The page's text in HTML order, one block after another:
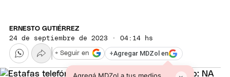
ERNESTO GUTIÉRREZ
24 de septiembre de 2023 · 04:14 hs
+Agregar MDZol en
Agregá MDZol a tus medios
+ Seguir en